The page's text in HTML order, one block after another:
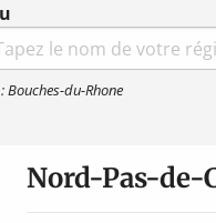
Bouches-du-Rhone
Nord-Pas-de-